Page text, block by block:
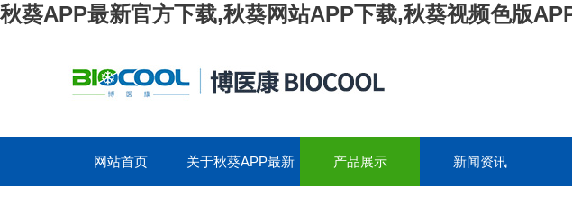
秋葵APP最新官方下载,秋葵网站APP下载,秋葵视频色版
网站首页 关于秋葵APP最新 产品展示 新闻资讯